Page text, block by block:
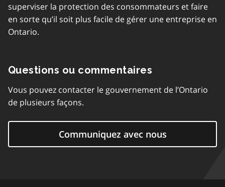
superviser la protection des consommateurs et faire
en sorte qu’il soit plus facile de gérer une entreprise en
Ontario.
Questions ou commentaires
Vous pouvez contacter le gouvernement de l’Ontario
de plusieurs façons.
Communiquez avec nous